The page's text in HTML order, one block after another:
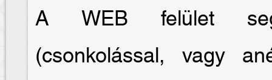
A WEB felület
(csonkolással, vagy